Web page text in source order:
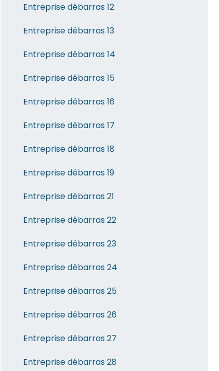
Entreprise débarras 12
Entreprise débarras 13
Entreprise débarras 14
Entreprise débarras 15
Entreprise débarras 16
Entreprise débarras 17
Entreprise débarras 18
Entreprise débarras 19
Entreprise débarras 21
Entreprise débarras 22
Entreprise débarras 23
Entreprise débarras 24
Entreprise débarras 25
Entreprise débarras 26
Entreprise débarras 27
Entreprise débarras 28